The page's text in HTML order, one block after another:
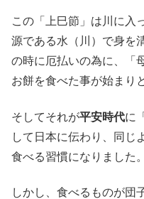
この「上巳節」は川に入
源である水（川）で身を
の時に厄払いの為に、「
お餅を食べた事が始まり
そしてそれが平安時代に
して日本に伝わり、同じ
食べる習慣になりました。
しかし、食べるものが団